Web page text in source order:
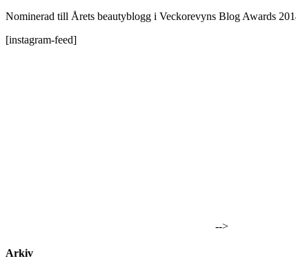
Nominerad till Årets beautyblogg i Veckorevyns Blog Awards
[instagram-feed]
-->
Arkiv